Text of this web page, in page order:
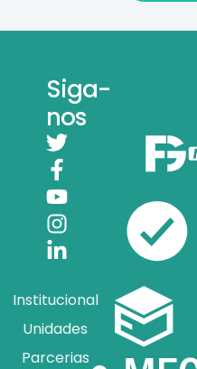
Siga-
nos
Institucional
Unidades
Parcerias